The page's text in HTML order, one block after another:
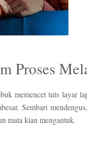
Proses
memencet tuts layar
Sembari
mata kian mengantuk.